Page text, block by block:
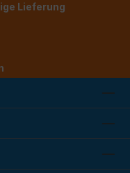
Lieferung